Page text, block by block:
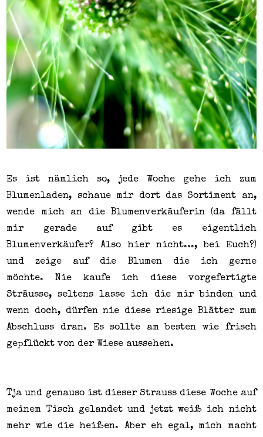
Es ist nämlich so, jede Woche gehe ich zum
Blumenladen, schaue mir dort das Sortiment an,
wende mich an die Blumenverkäuferin (da fällt
mir gerade auf gibt es eigentlich
Blumenverkäufer? Also hier nicht..., bei Euch?)
und zeige auf die Blumen die ich gerne
möchte. Nie kaufe ich diese vorgefertigte
Sträusse, seltens lasse ich die mir binden und
wenn doch, dürfen nie diese riesige Blätter zum
Abschluss dran. Es sollte am besten wie frisch
gepflückt von der Wiese aussehen.
Tja und genauso ist dieser Strauss diese Woche auf
meinem Tisch gelandet und jetzt weiß ich nicht
mehr wie die heißen. Aber eh egal, mich macht